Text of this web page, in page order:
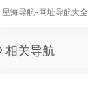
星海导航-网址导航大
相关导航